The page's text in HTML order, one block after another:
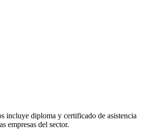
incluye diploma y certificado de asistencia
empresas del sector.